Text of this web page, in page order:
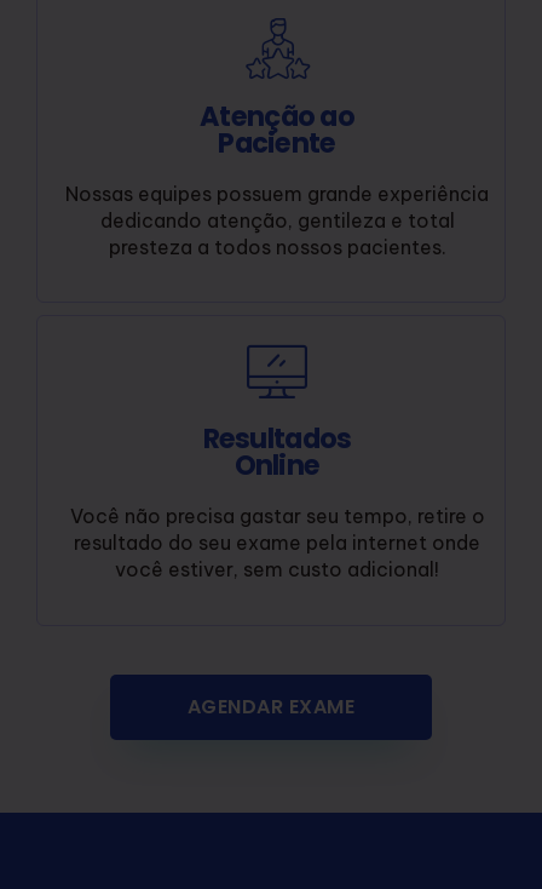
Atenção ao
Paciente
Nossas equipes possuem grande experiência
dedicando atenção, gentileza e total
presteza a todos nossos pacientes.
Resultados
Online
Você não precisa gastar seu tempo, retire o
resultado do seu exame pela internet onde
você estiver, sem custo adicional!
AGENDAR EXAME